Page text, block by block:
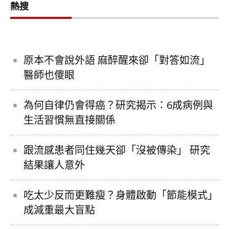
熱搜
原本不會說外語 麻醉醒來卻「對答如流」
醫師也傻眼
為何自律仍會得癌？研究揭示：6成病例與
生活習慣無直接關係
跟流感患者同住幾天卻「沒被傳染」 研究
結果讓人意外
吃太少反而更難瘦？身體啟動「節能模式」
成減重最大盲點